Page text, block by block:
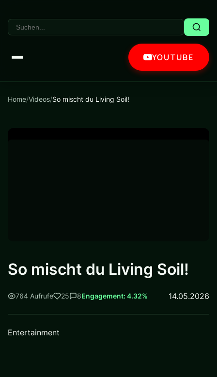
YOUTUBE
Home/Videos/So mischt du Living Soil!
So mischt du Living Soil!
764 Aufrufe 25 8Engagement: 4.32% 14.05.2026
Entertainment